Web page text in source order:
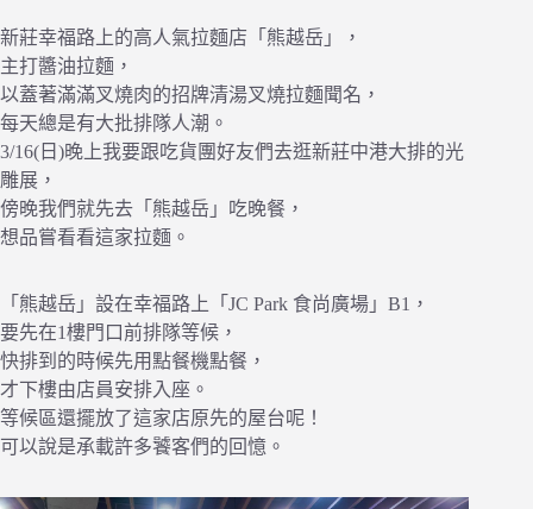
新莊幸福路上的高人氣拉麵店「熊越岳」，
主打醬油拉麵，
以蓋著滿滿叉燒肉的招牌清湯叉燒拉麵聞名，
每天總是有大批排隊人潮。
3/16(日)晚上我要跟吃貨團好友們去逛新莊中港大排的光
雕展，
傍晚我們就先去「熊越岳」吃晚餐，
想品嘗看看這家拉麵。
「熊越岳」設在幸福路上「JC Park 食尚廣場」B1，
要先在1樓門口前排隊等候，
快排到的時候先用點餐機點餐，
才下樓由店員安排入座。
等候區還擺放了這家店原先的屋台呢！
可以說是承載許多饕客們的回憶。